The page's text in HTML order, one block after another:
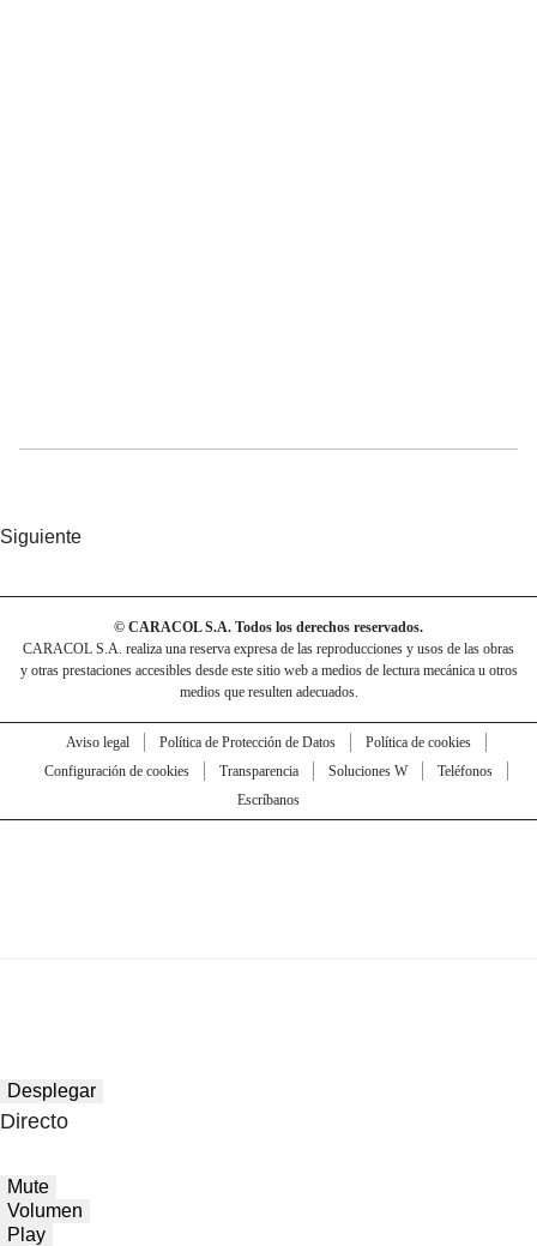
Siguiente
© CARACOL S.A. Todos los derechos reservados.
CARACOL S.A. realiza una reserva expresa de las reproducciones y usos de las obras
y otras prestaciones accesibles desde este sitio web a medios de lectura mecánica u otros
medios que resulten adecuados.
Aviso legal Política de Protección de Datos
Política de cookies
Configuración de cookies
Transparencia Soluciones W
Teléfonos
Escríbanos
Desplegar
Directo
Mute
Volumen
Play